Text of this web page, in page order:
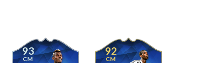
93
CM
92
CM